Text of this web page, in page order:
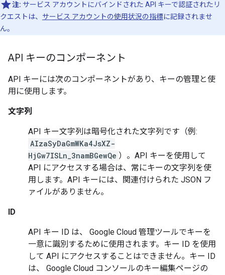
注: サービス アカウントにバインドされた API キーで認証されたリ
クエストは、 サービス アカウントの使用状況の指標に記録されませ
ん。
API キーのコンポーネント
API キーには次のコンポーネントがあり、キーの管理と使
用に使用します。
文字列
API キー文字列は暗号化された文字列です（例:
AIzaSyDaGmWKa4JsXZ-
HjGw7ISLn_3namBGewQe ）。API キーを使用して
API にアクセスする場合は、常にキーの文字列を使
用します。API キーには、関連付けられた JSON フ
ァイルがありません。
ID
API キー ID は、 Google Cloud 管理ツールでキーを
一意に識別するために使用されます。キー ID を使用
して API にアクセスすることはできません。キー ID
は、 Google Cloud コンソールのキー編集ページの